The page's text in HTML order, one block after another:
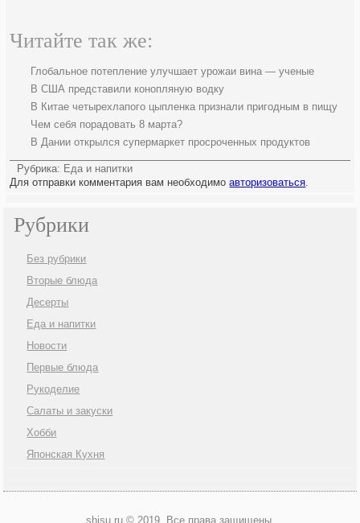
Читайте так же:
Глобальное потепление улучшает урожаи вина — ученые
В США представили конопляную водку
В Китае четырехлапого цыпленка признали пригодным в пищу
Чем себя порадовать 8 марта?
В Дании открылся супермаркет просроченных продуктов
Рубрика: Еда и напитки
Для отправки комментария вам необходимоавторизоваться.
Рубрики
Без рубрики
Вторые блюда
Десерты
Еда и напитки
Новости
Первые блюда
Рукоделие
Салаты и закуски
Хобби
Японская Кухня
shisu.ru © 2019. Все права защищены.